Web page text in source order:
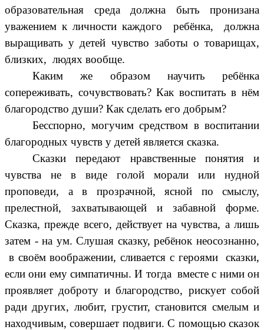
образовательная среда должна быть пронизана
уважением к личности каждого ребёнка, должна
выращивать у детей чувство заботы о товарищах,
близких, людях вообще.
Каким же образом научить ребёнка
сопереживать, сочувствовать? Как воспитать в нём
благородство души? Как сделать его добрым?
Бесспорно, могучим средством в воспитании
благородных чувств у детей является сказка.
Сказки передают нравственные понятия и
чувства не в виде голой морали или нудной
проповеди, а в прозрачной, ясной по смыслу,
прелестной, захватывающей и забавной форме.
Сказка, прежде всего, действует на чувства, а лишь
затем - на ум. Слушая сказку, ребёнок неосознанно,
в своём воображении, сливается с героями сказки,
если они ему симпатичны. И тогда вместе с ними он
проявляет доброту и благородство, рискует собой
ради других, любит, грустит, становится смелым и
находчивым, совершает подвиги. С помощью сказок